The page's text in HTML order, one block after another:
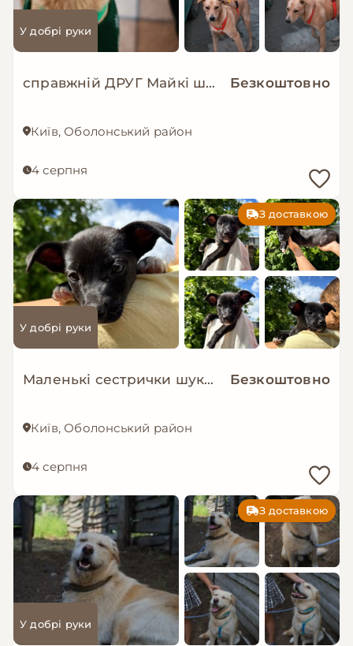
У добрі руки
справжній ДРУГ Майкі шукає родину! Безкоштовно
Київ, Оболонський район
4 серпня
З доставкою
У добрі руки
Маленькі сестрички шукають дім! Безкоштовно
Київ, Оболонський район
4 серпня
З доставкою
У добрі руки